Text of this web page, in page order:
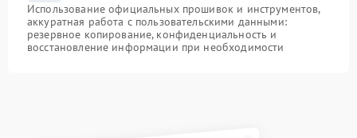
Использование официальных прошивок и инструментов,
аккуратная работа с пользовательскими данными:
резервное копирование, конфиденциальность и
восстановление информации при необходимости